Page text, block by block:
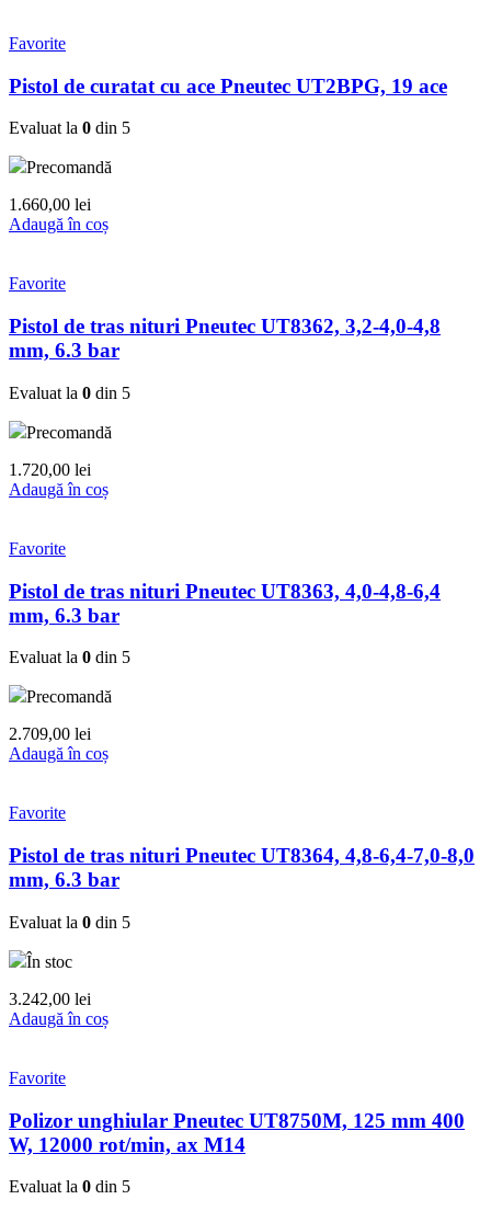
Favorite
Pistol de curatat cu ace Pneutec UT2BPG, 19 ace
Evaluat la 0 din 5
Precomandă
1.660,00 lei
Adaugă în coș
Favorite
Pistol de tras nituri Pneutec UT8362, 3,2-4,0-4,8
mm, 6.3 bar
Evaluat la 0 din 5
Precomandă
1.720,00 lei
Adaugă în coș
Favorite
Pistol de tras nituri Pneutec UT8363, 4,0-4,8-6,4
mm, 6.3 bar
Evaluat la 0 din 5
Precomandă
2.709,00 lei
Adaugă în coș
Favorite
Pistol de tras nituri Pneutec UT8364, 4,8-6,4-7,0-8,0
mm, 6.3 bar
Evaluat la 0 din 5
În stoc
3.242,00 lei
Adaugă în coș
Favorite
Polizor unghiular Pneutec UT8750M, 125 mm 400
W, 12000 rot/min, ax M14
Evaluat la 0 din 5